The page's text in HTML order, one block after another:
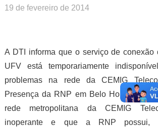
19 de fevereiro de 2014
A DTI informa que o serviço de conexão
UFV está temporariamente
problemas na rede da CEMIG
Presença da RNP em Belo Horizonte
rede metropolitana da CEMIG
inoperante e que a RNP possui,